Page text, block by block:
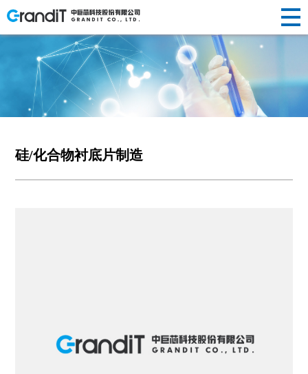
ABOUT US
我们
荣誉资质
产品
衬底片制
造
光纤光棒
R&D
研发
替代性研
发
前瞻性研
NEWS
新闻
中心
新闻动态
HUMAN
RESOURCES
人力
资源
人才理念
INVESTOR
RELATIONS
投资
者关
系
硅/化合物衬底片制造